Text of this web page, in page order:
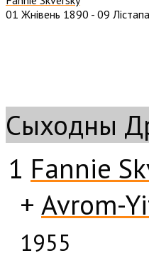
01 Жнівень 1890 - 09
Сыходны
1 Fannie
+ Avrom-
1955